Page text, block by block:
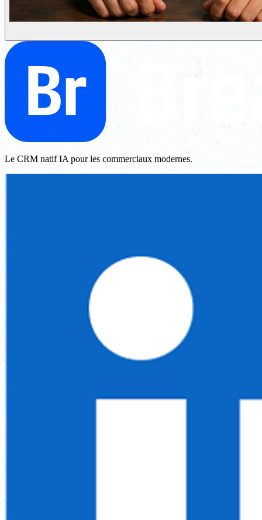
Le CRM natif IA pour les commerciaux modernes.